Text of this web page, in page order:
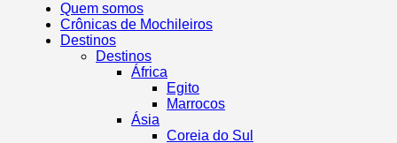
Quem somos
Crônicas de Mochileiros
Destinos
Destinos
África
Egito
Marrocos
Ásia
Coreia do Sul